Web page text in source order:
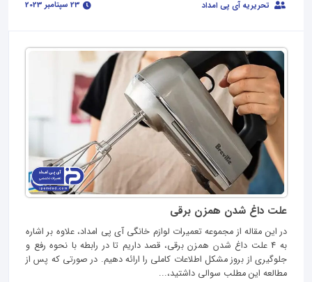
تحریریه آی پی امداد
علت داغ شدن همزن برقی
در این مقاله از مجموعه تعمیرات لوازم خانگی آی پی امداد، علاوه بر اشاره
به 4 علت داغ شدن همزن برقی، قصد داریم تا در رابطه با نحوه رفع و
جلوگیری از بروز مشکل اطلاعات کاملی را ارائه دهیم. در صورتی که پس از
مطالعه این مطلب سوالی داشتید،...